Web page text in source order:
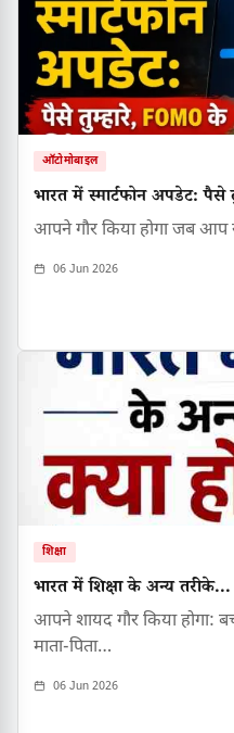
ऑटोमोबाइल
भारत में स्मार्टफोन अपडेट: पैसे
आपने गौर किया होगा जब आप
06 Jun 2026
शिक्षा
भारत में शिक्षा के अन्य तरीके...
आपने शायद गौर किया होगा:
माता-पिता…
06 Jun 2026